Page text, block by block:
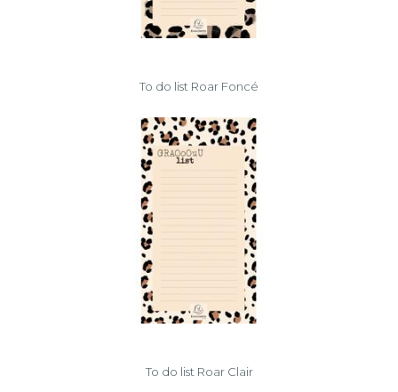
To do list Roar Foncé
To do list Roar Clair